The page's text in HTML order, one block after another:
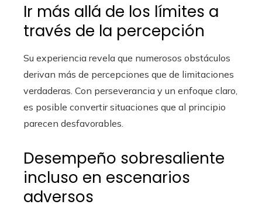
Ir más allá de los límites a
través de la percepción
Su experiencia revela que numerosos obstáculos
derivan más de percepciones que de limitaciones
verdaderas. Con perseverancia y un enfoque claro,
es posible convertir situaciones que al principio
parecen desfavorables.
Desempeño sobresaliente
incluso en escenarios
adversos